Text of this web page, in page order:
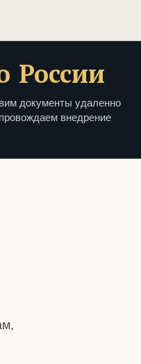
России
документы удаленно
внедрение